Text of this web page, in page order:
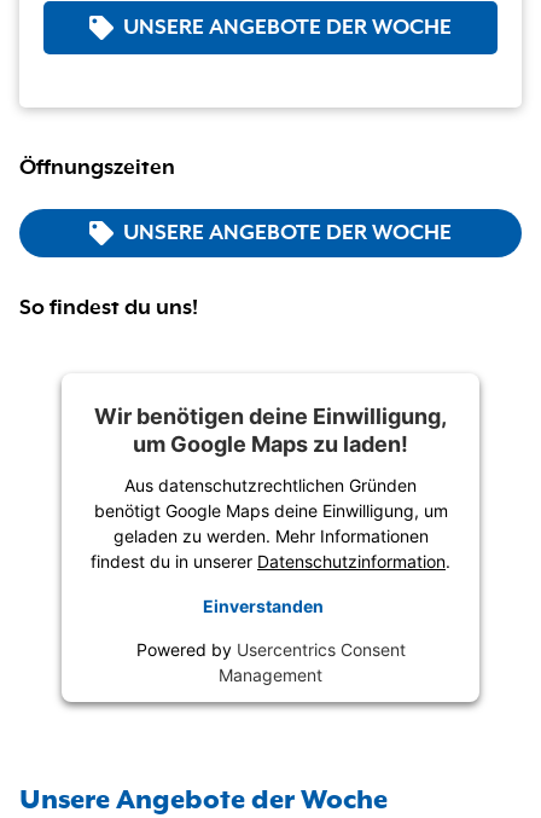
UNSERE ANGEBOTE DER WOCHE
Öffnungszeiten
UNSERE ANGEBOTE DER WOCHE
So findest du uns!
Wir benötigen deine Einwilligung,
um Google Maps zu laden!
Aus datenschutzrechtlichen Gründen
benötigt Google Maps deine Einwilligung, um
geladen zu werden. Mehr Informationen
findest du in unserer Datenschutzinformation.
Einverstanden
Powered by Usercentrics Consent
Management
Unsere Angebote der Woche